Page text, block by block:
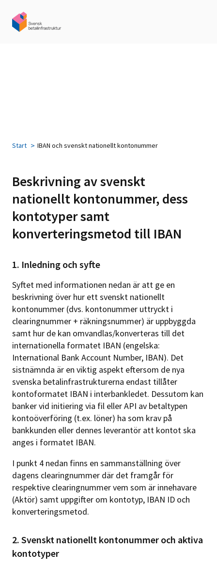
Start IBAN och svenskt nationellt kontonummer
Beskrivning av svenskt
nationellt kontonummer, dess
kontotyper samt
konverteringsmetod till IBAN
1. Inledning och syfte
Syftet med informationen nedan är att ge en
beskrivning över hur ett svenskt nationellt
kontonummer (dvs. kontonummer uttryckt i
clearingnummer + räkningsnummer) är uppbyggda
samt hur de kan omvandlas/konverteras till det
internationella formatet IBAN (engelska:
International Bank Account Number, IBAN). Det
sistnämnda är en viktig aspekt eftersom de nya
svenska betalinfrastrukturerna endast tillåter
kontoformatet IBAN i interbankledet. Dessutom kan
banker vid initiering via fil eller API av betaltypen
kontoöverföring (t.ex. löner) ha som krav på
bankkunden eller dennes leverantör att kontot ska
anges i formatet IBAN.
I punkt 4 nedan finns en sammanställning över
dagens clearingnummer där det framgår för
respektive clearingnummer vem som är innehavare
(Aktör) samt uppgifter om kontotyp, IBAN ID och
konverteringsmetod.
2. Svenskt nationellt kontonummer och aktiva
kontotyper